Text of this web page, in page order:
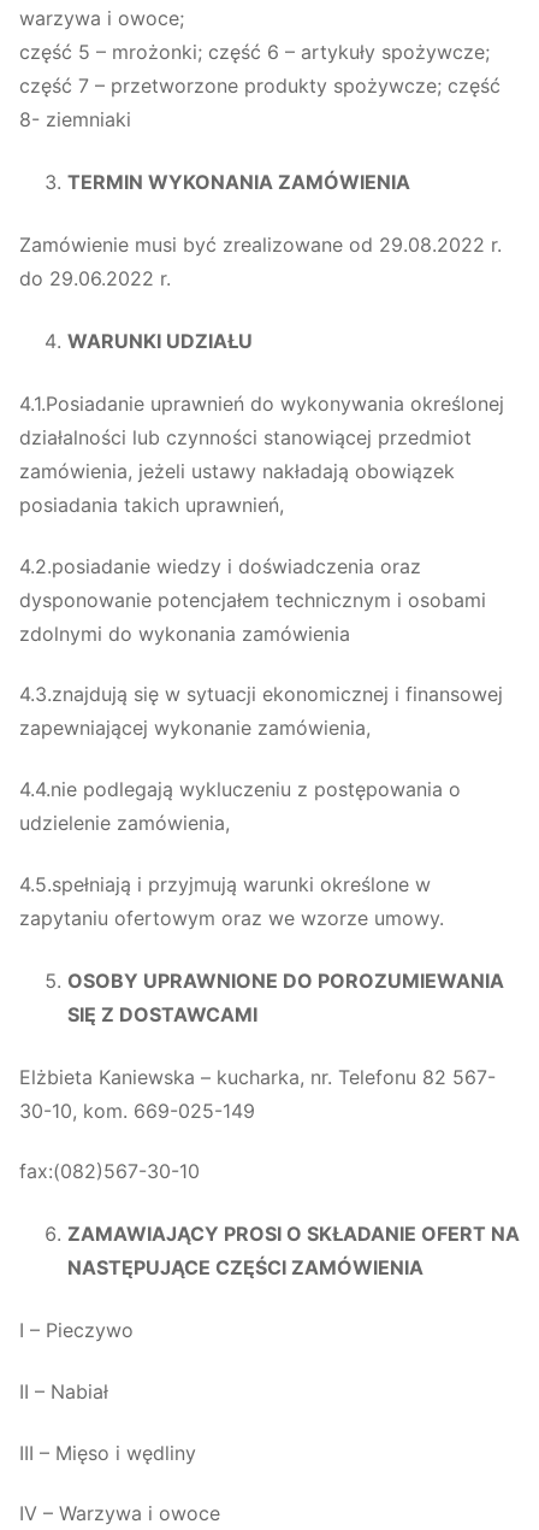
warzywa i owoce;
część 5 – mrożonki; część 6 – artykuły spożywcze;
część 7 – przetworzone produkty spożywcze; część
8- ziemniaki
TERMIN WYKONANIA ZAMÓWIENIA
Zamówienie musi być zrealizowane od 29.08.2022 r.
do 29.06.2022 r.
WARUNKI UDZIAŁU
4.1.Posiadanie uprawnień do wykonywania określonej
działalności lub czynności stanowiącej przedmiot
zamówienia, jeżeli ustawy nakładają obowiązek
posiadania takich uprawnień,
4.2.posiadanie wiedzy i doświadczenia oraz
dysponowanie potencjałem technicznym i osobami
zdolnymi do wykonania zamówienia
4.3.znajdują się w sytuacji ekonomicznej i finansowej
zapewniającej wykonanie zamówienia,
4.4.nie podlegają wykluczeniu z postępowania o
udzielenie zamówienia,
4.5.spełniają i przyjmują warunki określone w
zapytaniu ofertowym oraz we wzorze umowy.
OSOBY UPRAWNIONE DO POROZUMIEWANIA
SIĘ Z DOSTAWCAMI
Elżbieta Kaniewska – kucharka, nr. Telefonu 82 567-
30-10, kom. 669-025-149
fax:(082)567-30-10
ZAMAWIAJĄCY PROSI O SKŁADANIE OFERT NA
NASTĘPUJĄCE CZĘŚCI ZAMÓWIENIA
I – Pieczywo
II – Nabiał
III – Mięso i wędliny
IV – Warzywa i owoce